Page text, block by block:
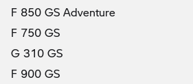
F 850 GS Adventure
F 750 GS
G 310 GS
F 900 GS